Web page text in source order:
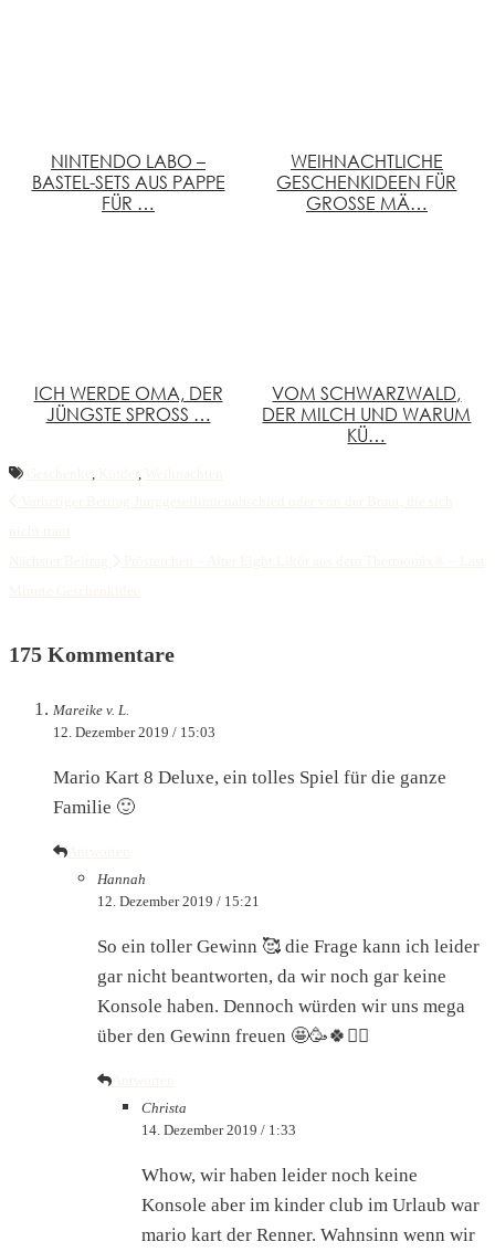
NINTENDO LABO –
BASTEL-SETS AUS PAPPE
FÜR …
WEIHNACHTLICHE
GESCHENKIDEEN FÜR
GROSSE MÄ…
ICH WERDE OMA, DER
JÜNGSTE SPROSS …
VOM SCHWARZWALD,
DER MILCH UND WARUM
KÜ…
175 Kommentare
Mareike v. L.
12. Dezember 2019 / 15:03
Mario Kart 8 Deluxe, ein tolles Spiel für die ganze
Familie 🙂
Hannah
12. Dezember 2019 / 15:21
So ein toller Gewinn 🥰 die Frage kann ich leider
gar nicht beantworten, da wir noch gar keine
Konsole haben. Dennoch würden wir uns mega
über den Gewinn freuen 🤩🥳🍀✊🏼
Christa
14. Dezember 2019 / 1:33
Whow, wir haben leider noch keine
Konsole aber im kinder club im Urlaub war
mario kart der Renner. Wahnsinn wenn wir